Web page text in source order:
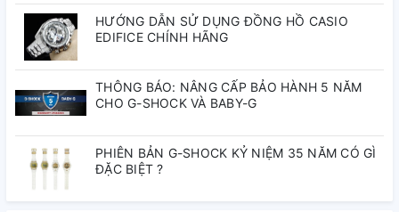
Chất liệu vỏ:Thép không gỉ
Đường kính mặt:34mm
Chống nước:
Mặt kính: Kính Sapphire chống trầy
Lý do nên chọn Carnival
8168L-VT-DCS-T1
HƯỚNG DẪN SỬ DỤNG ĐỒNG HỒ CASIO
EDIFICE CHÍNH HÃNG
THÔNG BÁO: NÂNG CẤP BẢO HÀNH 5 NĂM
CHO G-SHOCK VÀ BABY-G
PHIÊN BẢN G-SHOCK KỶ NIỆM 35 NĂM CÓ GÌ
ĐẶC BIỆT ?